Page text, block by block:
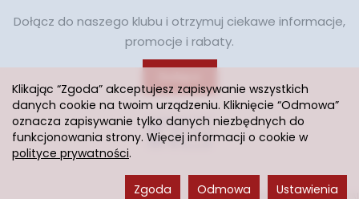
Dołącz do naszego klubu i otrzymuj ciekawe informacje,
promocje i rabaty.
Sklep internetowy SOTESHOP AI
Klikając “Zgoda” akceptujesz zapisywanie wszystkich
danych cookie na twoim urządzeniu. Kliknięcie “Odmowa”
oznacza zapisywanie tylko danych niezbędnych do
funkcjonowania strony. Więcej informacji o cookie w
polityce prywatności.
Ustawienia
Odmowa
Zgoda